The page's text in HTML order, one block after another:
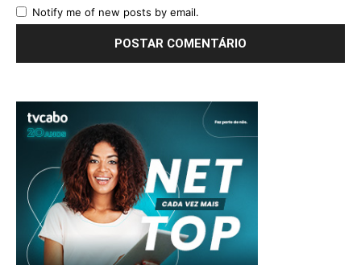
Notify me of new posts by email.